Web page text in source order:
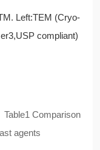
Left:TEM (Cryo-
compliant)
agents